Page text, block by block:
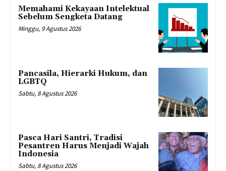
Memahami Kekayaan Intelektual
Sebelum Sengketa Datang
Minggu, 9 Agustus 2026
Pancasila, Hierarki Hukum, dan
LGBTQ
Sabtu, 8 Agustus 2026
Pasca Hari Santri, Tradisi
Pesantren Harus Menjadi Wajah
Indonesia
Sabtu, 8 Agustus 2026